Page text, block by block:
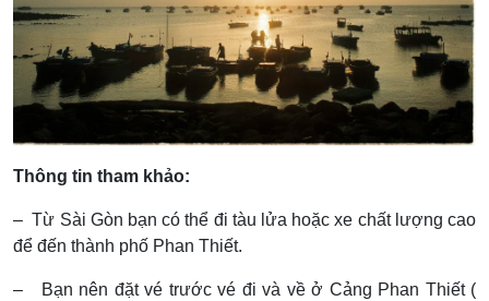
Thông tin tham khảo:
– Từ Sài Gòn bạn có thể đi tàu lửa hoặc xe chất lượng cao
để đến thành phố Phan Thiết.
– Bạn nên đặt vé trước vé đi và về ở Cảng Phan Thiết (